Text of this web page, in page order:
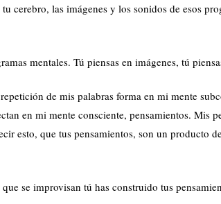
cerebro, las imágenes y los sonidos de esos
mentales. Tú piensas en imágenes, tú
de mis palabras forma en mi mente
en mi mente consciente, pensamientos. Mis
esto, que tus pensamientos, son un producto
se improvisan tú has construido tus